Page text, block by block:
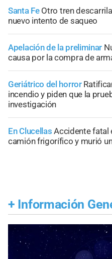
Santa Fe Otro tren
nuevo intento de saqueo
Apelación de la preliminar
causa por la compra de
Geriátrico del horror
incendio y piden que la
investigación
En Clucellas Accidente fatal
camión frigorífico y murió
+ Información